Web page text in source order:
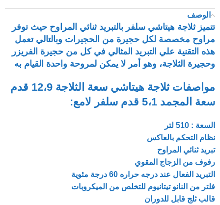
الوصف
تتميز ثلاجة هيتاشي سلفر بالتبريد ثنائي المراوح حيث توفر
مراوح مخصصة لكل حجيرة من الحجيرات وبالتالي تعمل
هذه التقنية علي التبريد المثالي في كل من حجيرة الفريزر
وحجيرة الثلاجة، وهو أمر لا يمكن لمروحة واحدة القيام به
مواصفات ثلاجة هيتاشي سعة الثلاجة 12،9 قدم
سعة المجمد 5،1 قدم سلفر لامع:
السعة : 510 لتر
نظام التحكم بالعاكس
تبريد ثنائي المراوح
رفوف من الزجاج المقوي
التبريد الفعال عند درجه حراره 60 درجة مئوية
فلتر من النانو تيتانيوم للتخلص من الميكروبات
قالب ثلج قابل للدوران